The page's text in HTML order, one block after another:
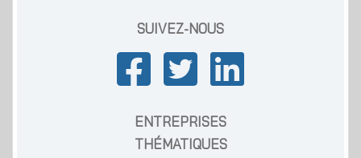
SUIVEZ-NOUS
ENTREPRISES
THÉMATIQUES